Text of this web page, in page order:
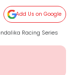
Add Us on Google
Racing Series